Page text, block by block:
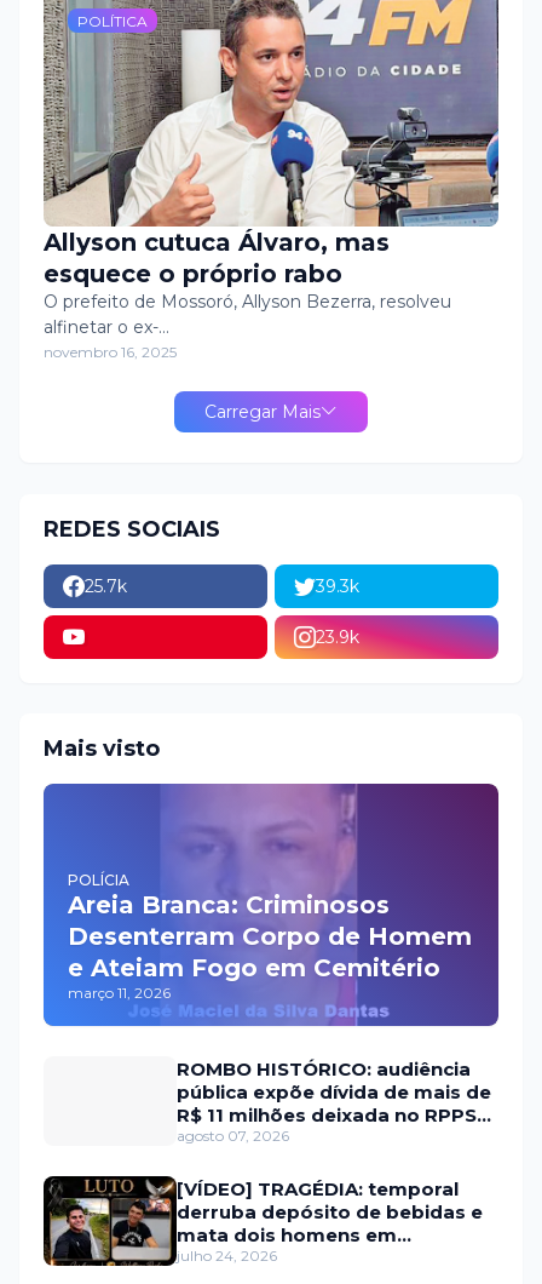
POLÍTICA
Allyson cutuca Álvaro, mas
esquece o próprio rabo
O prefeito de Mossoró, Allyson Bezerra, resolveu
alfinetar o ex-…
novembro 16, 2025
Carregar Mais
REDES SOCIAIS
25.7k 39.3k
23.9k
Mais visto
POLÍCIA
Areia Branca: Criminosos
Desenterram Corpo de Homem
e Ateiam Fogo em Cemitério
março 11, 2026
ROMBO HISTÓRICO: audiência
pública expõe dívida de mais de
R$ 11 milhões deixada no RPPS
de Itaú RN
agosto 07, 2026
[VÍDEO] TRAGÉDIA: temporal
derruba depósito de bebidas e
mata dois homens em
Portalegre
julho 24, 2026